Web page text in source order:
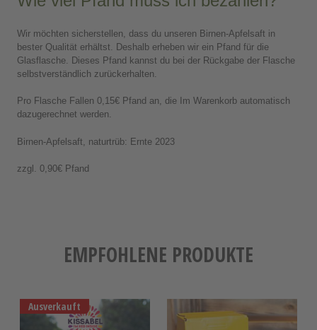
Wir möchten sicherstellen, dass du unseren Birnen-Apfelsaft in
bester Qualität erhältst. Deshalb erheben wir ein Pfand für die
Glasflasche. Dieses Pfand kannst du bei der Rückgabe der Flasche
selbstverständlich zurückerhalten.
Pro Flasche Fallen 0,15€ Pfand an, die Im Warenkorb automatisch
dazugerechnet werden.
Birnen-Apfelsaft, naturtrüb: Ernte 2023
zzgl. 0,90€ Pfand
EMPFOHLENE PRODUKTE
Ausverkauft